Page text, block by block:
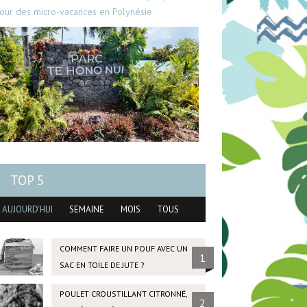
des micro-vacances en Polynésie
TOP 5
AUJOURD'HUI SEMAINE MOIS TOUS
COMMENT FAIRE UN POUF AVEC UN
SAC EN TOILE DE JUTE ?
1
POULET CROUSTILLANT CITRONNÉ,
2